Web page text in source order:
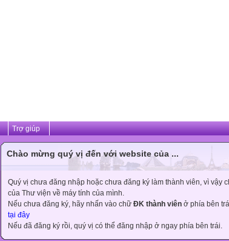
Trợ giúp
Chào mừng quý vị đến với website của ...
Quý vị chưa đăng nhập hoặc chưa đăng ký làm thành viên, vì vậy
của Thư viện về máy tính của mình.
Nếu chưa đăng ký, hãy nhấn vào chữ ĐK thành viên ở phía bên
tại đây
Nếu đã đăng ký rồi, quý vị có thể đăng nhập ở ngay phía bên trái.